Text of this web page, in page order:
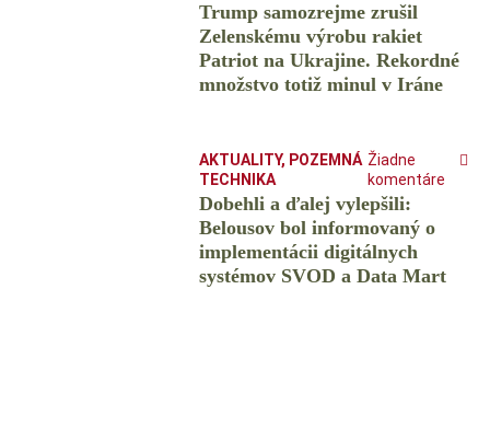
Trump samozrejme zrušil
Zelenskému výrobu rakiet
Patriot na Ukrajine. Rekordné
množstvo totiž minul v Iráne
AKTUALITY, POZEMNÁ
TECHNIKA
Žiadne
komentáre
Dobehli a ďalej vylepšili:
Belousov bol informovaný o
implementácii digitálnych
systémov SVOD a Data Mart